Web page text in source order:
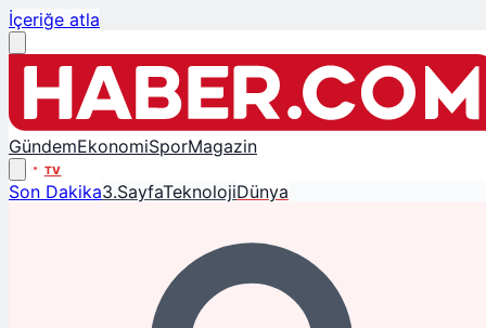
İçeriğe atla
GündemEkonomiSporMagazin
TV
Son Dakika3.SayfaTeknolojiDünya